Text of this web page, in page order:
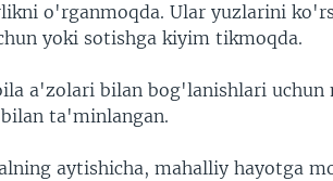
o'rganmoqda. Ular yuzlarini
yoki sotishga kiyim tikmoqda.
a'zolari bilan bog'lanishlari uchun
ta'minlangan.
aytishicha, mahalliy hayotga